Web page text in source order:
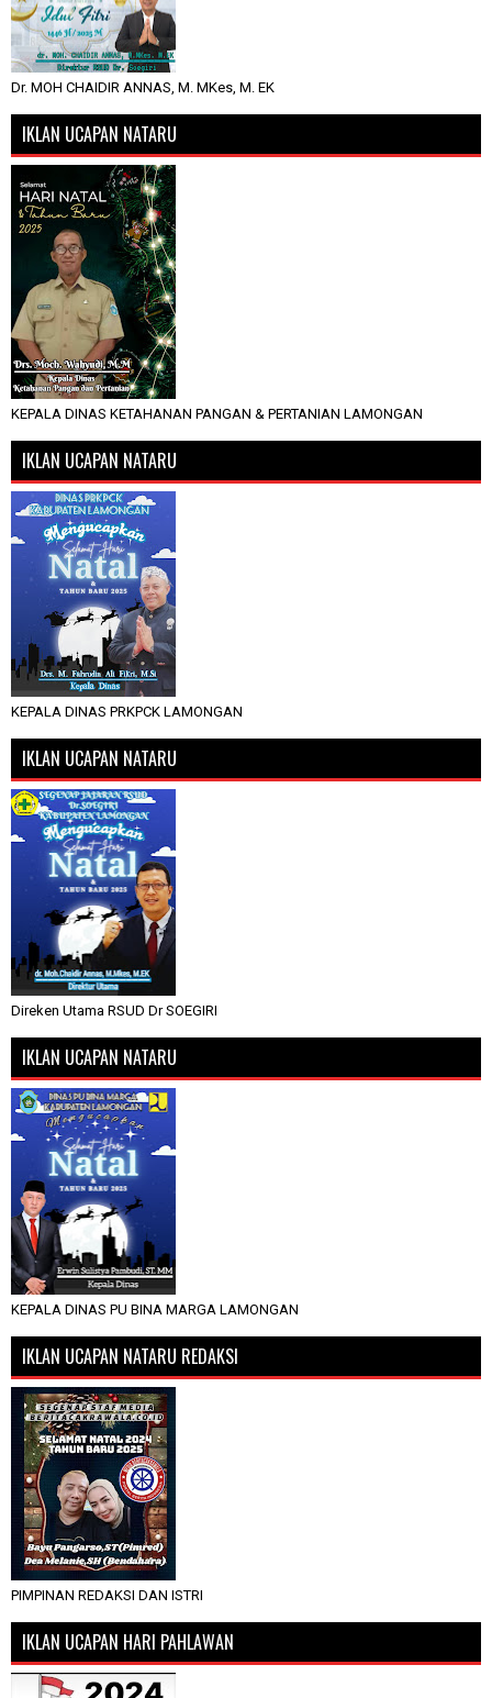
Dr. MOH CHAIDIR ANNAS, M. MKes, M. EK
IKLAN UCAPAN NATARU
KEPALA DINAS KETAHANAN PANGAN & PERTANIAN LAMONGAN
IKLAN UCAPAN NATARU
KEPALA DINAS PRKPCK LAMONGAN
IKLAN UCAPAN NATARU
Direken Utama RSUD Dr SOEGIRI
IKLAN UCAPAN NATARU
KEPALA DINAS PU BINA MARGA LAMONGAN
IKLAN UCAPAN NATARU REDAKSI
PIMPINAN REDAKSI DAN ISTRI
IKLAN UCAPAN HARI PAHLAWAN